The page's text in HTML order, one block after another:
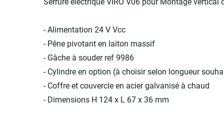
- Alimentation 24 V Vcc
- Pêne pivotant en laiton massif
- Gâche à souder ref 9986
- Cylindre en option (à choisir selon longueur
- Coffre et couvercle en acier galvanisé à chaud
- Dimensions H 124 x L 67 x 36 mm